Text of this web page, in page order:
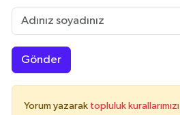
Gönder
Yorum yazarak topluluk kurallarımızı